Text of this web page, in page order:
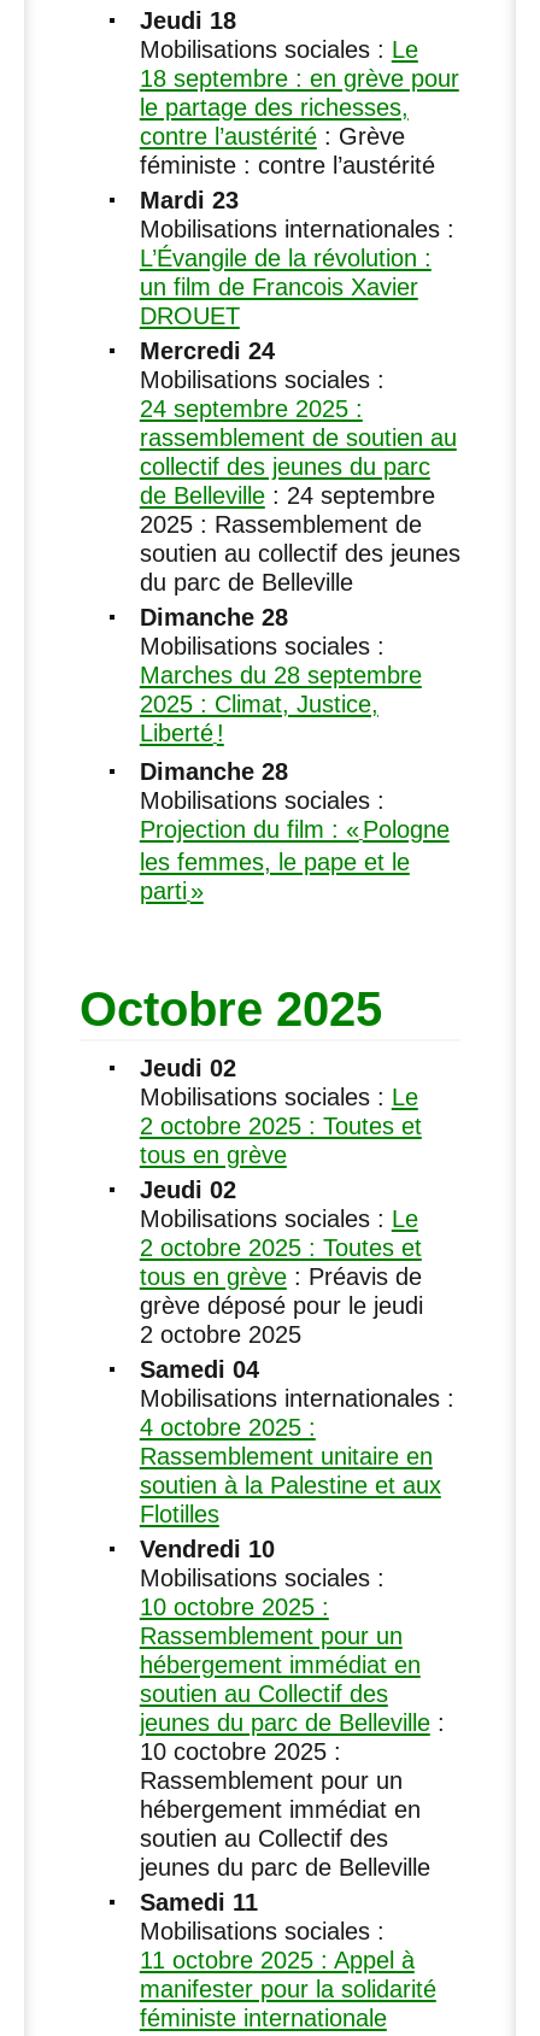
Jeudi 18
Mobilisations sociales : Le
18 septembre : en grève pour
le partage des richesses,
contre l’austérité: Grève
féministe : contre l’austérité
Mardi 23
Mobilisations internationales :
L’Évangile de la révolution :
un film de Francois Xavier
DROUET
Mercredi 24
Mobilisations sociales :
24 septembre 2025 :
rassemblement de soutien au
collectif des jeunes du parc
de Belleville: 24 septembre
2025 : Rassemblement de
soutien au collectif des jeunes
du parc de Belleville
Dimanche 28
Mobilisations sociales :
Marches du 28 septembre
2025 : Climat, Justice,
Liberté!
Dimanche 28
Mobilisations sociales :
Projection du film : «Pologne
les femmes, le pape et le
parti»
Octobre 2025
Jeudi 02
Mobilisations sociales : Le
2 octobre 2025 : Toutes et
tous en grève
Jeudi 02
Mobilisations sociales : Le
2 octobre 2025 : Toutes et
tous en grève: Préavis de
grève déposé pour le jeudi
2 octobre 2025
Samedi 04
Mobilisations internationales :
4 octobre 2025 :
Rassemblement unitaire en
soutien à la Palestine et aux
Flotilles
Vendredi 10
Mobilisations sociales :
10 octobre 2025 :
Rassemblement pour un
hébergement immédiat en
soutien au Collectif des
jeunes du parc de Belleville:
10 coctobre 2025 :
Rassemblement pour un
hébergement immédiat en
soutien au Collectif des
jeunes du parc de Belleville
Samedi 11
Mobilisations sociales :
11 octobre 2025 : Appel à
manifester pour la solidarité
féministe internationale